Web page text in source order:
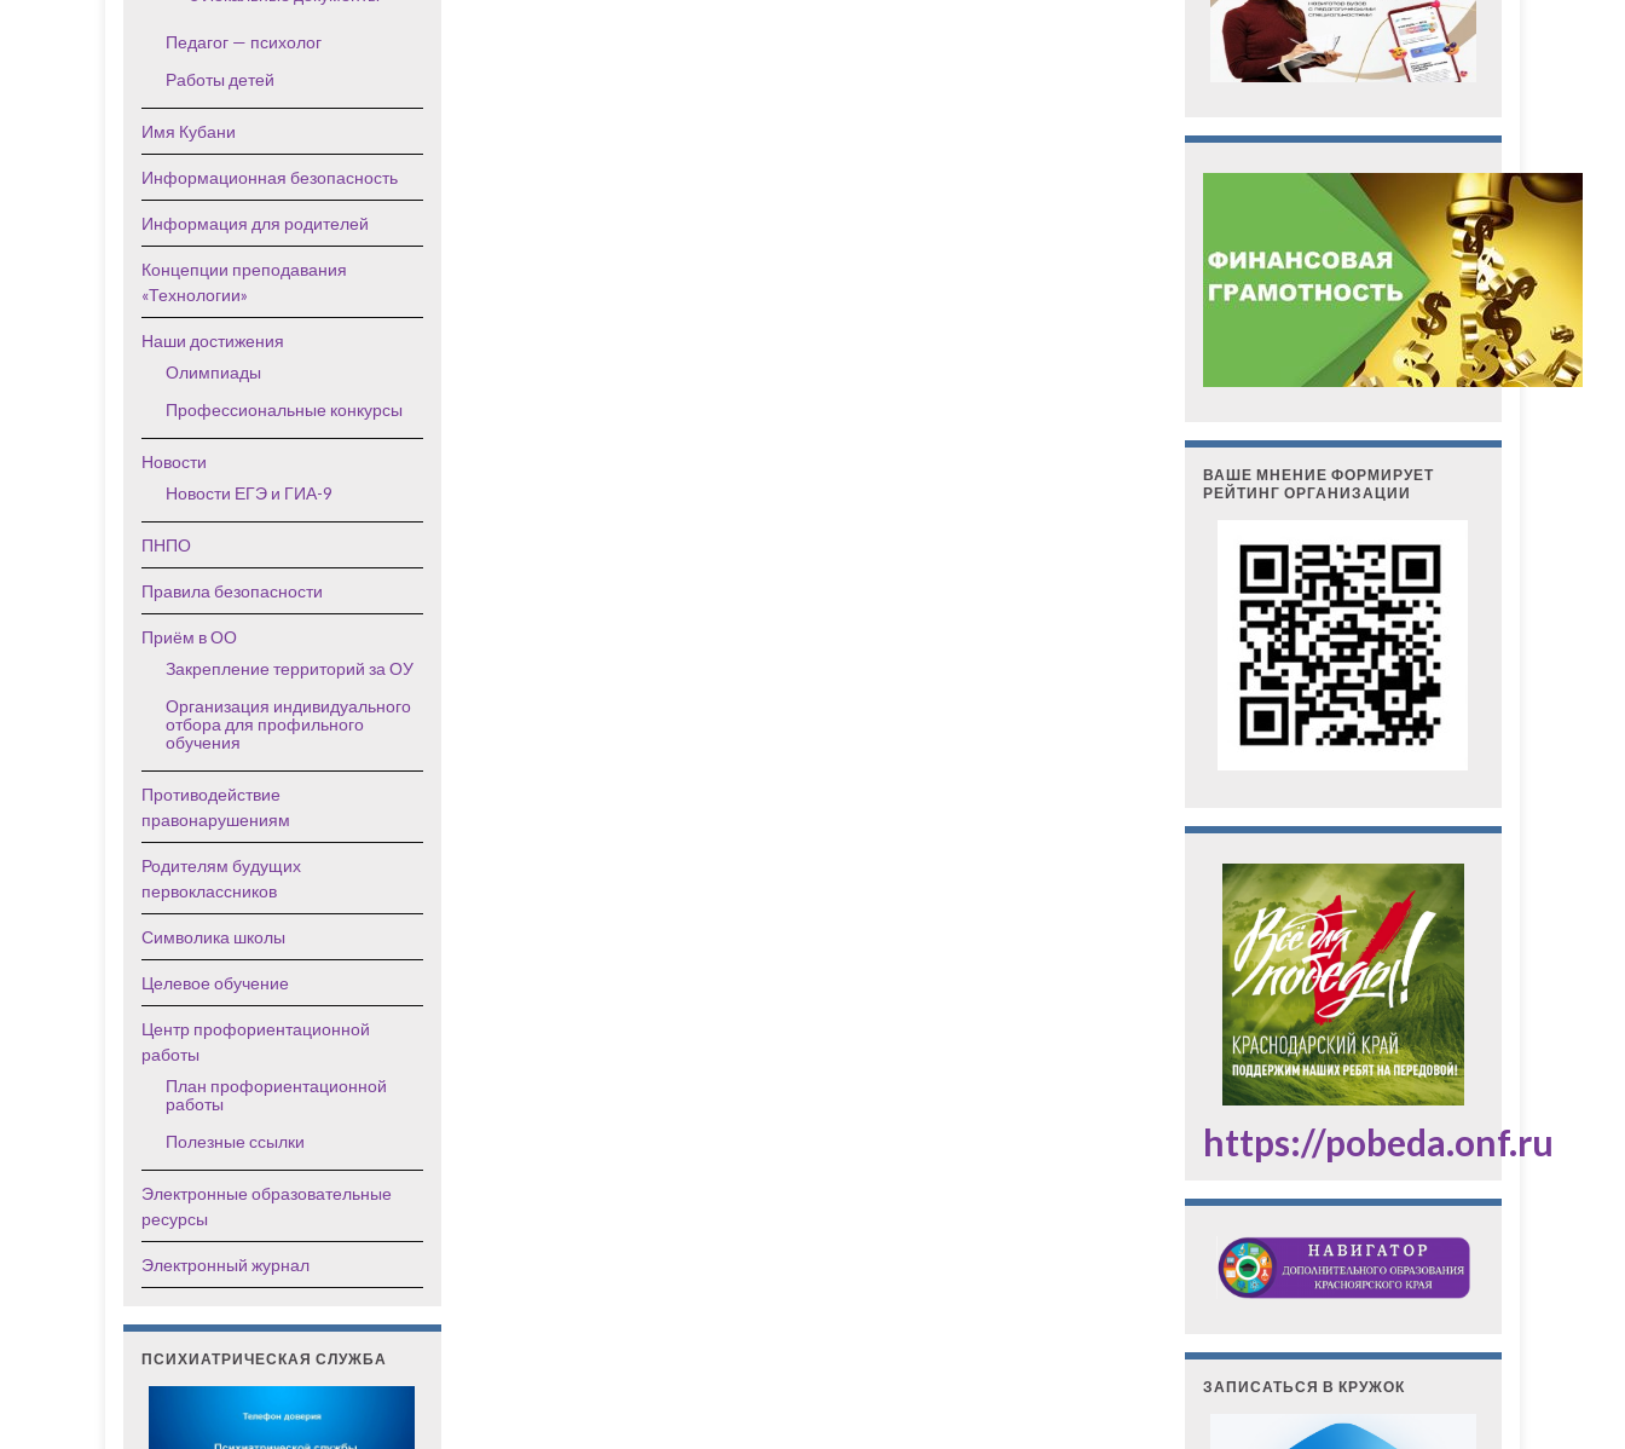
Педагог — психолог
Работы детей
Имя Кубани
Информационная безопасность
Информация для родителей
Концепции преподавания
«Технологии»
Наши достижения
Олимпиады
Профессиональные конкурсы
Новости
Новости ЕГЭ и ГИА-9
ПНПО
Правила безопасности
Приём в ОО
Закрепление территорий за ОУ
Организация индивидуального
отбора для профильного
обучения
Противодействие
правонарушениям
Родителям будущих
первоклассников
Символика школы
Целевое обучение
Центр профориентационной
работы
План профориентационной
работы
Полезные ссылки
Электронные образовательные
ресурсы
Электронный журнал
ПСИХИАТРИЧЕСКАЯ СЛУЖБА
ВАШЕ МНЕНИЕ ФОРМИРУЕТ
РЕЙТИНГ ОРГАНИЗАЦИИ
https://pobeda.onf.ru
ЗАПИСАТЬСЯ В КРУЖОК